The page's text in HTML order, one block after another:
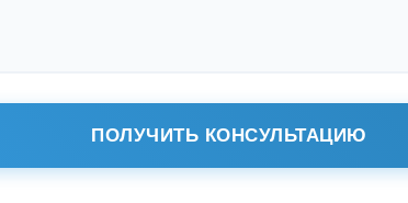
ПОЛУЧИТЬ КОНСУЛЬТАЦИЮ